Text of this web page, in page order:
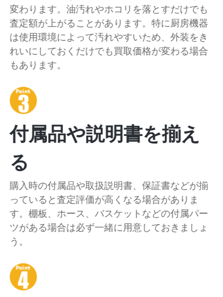
変わります。油汚れやホコリを落とすだけでも
査定額が上がることがあります。特に厨房機器
は使用環境によって汚れやすいため、外装をき
れいにしておくだけでも買取価格が変わる場合
もあります。
付属品や説明書を揃え
る
購入時の付属品や取扱説明書、保証書などが揃
っていると査定評価が高くなる場合がありま
す。棚板、ホース、バスケットなどの付属パー
ツがある場合は必ず一緒に用意しておきましょ
う。